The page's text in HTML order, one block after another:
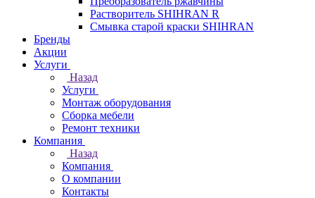
Растворитель SHIHRAN R
Смывка старой краски SHIHRAN
Бренды
Акции
Услуги
Назад
Услуги
Монтаж оборудования
Сборка мебели
Ремонт техники
Компания
Назад
Компания
О компании
Контакты